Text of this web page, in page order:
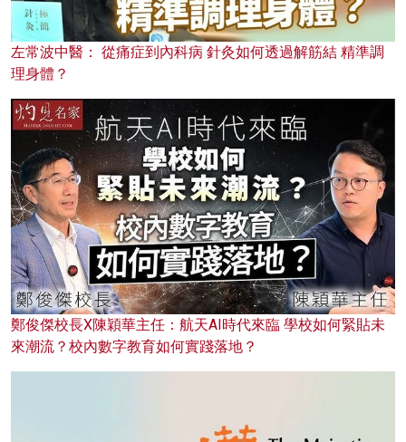
左常波中醫： 從痛症到內科病 針灸如何透過解筋結 精準調
理身體？
鄭俊傑校長X陳穎華主任：航天AI時代來臨 學校如何緊貼未
來潮流？校內數字教育如何實踐落地？